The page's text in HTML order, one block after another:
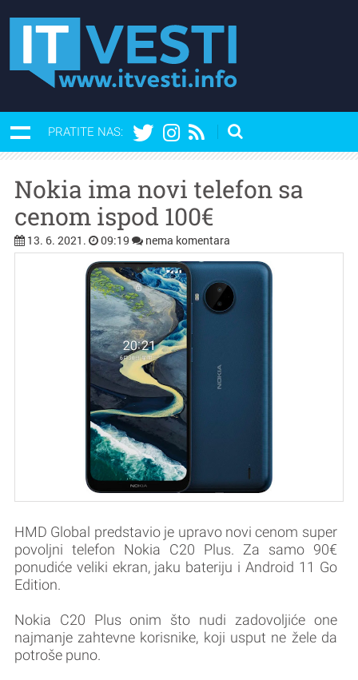
PRATITE NAS:
Nokia ima novi telefon sa
cenom ispod 100€
13. 6. 2021. 09:19 nema komentara
HMD Global predstavio je upravo novi cenom super
povoljni telefon Nokia C20 Plus. Za samo 90€
ponudiće veliki ekran, jaku bateriju i Android 11 Go
Edition.
Nokia C20 Plus onim što nudi zadovoljiće one
najmanje zahtevne korisnike, koji usput ne žele da
potroše puno.